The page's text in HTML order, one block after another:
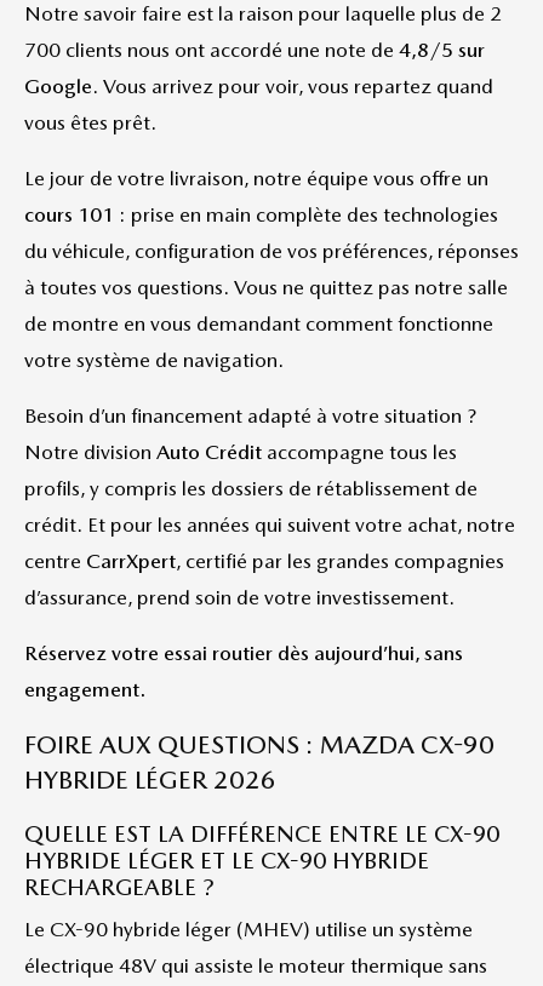
Notre savoir faire est la raison pour laquelle plus de 2
700 clients nous ont accordé une note de 4,8/5 sur
Google. Vous arrivez pour voir, vous repartez quand
vous êtes prêt.
Le jour de votre livraison, notre équipe vous offre un
cours 101 : prise en main complète des technologies
du véhicule, configuration de vos préférences, réponses
à toutes vos questions. Vous ne quittez pas notre salle
de montre en vous demandant comment fonctionne
votre système de navigation.
Besoin d’un financement adapté à votre situation ?
Notre division Auto Crédit accompagne tous les
profils, y compris les dossiers de rétablissement de
crédit. Et pour les années qui suivent votre achat, notre
centre CarrXpert, certifié par les grandes compagnies
d’assurance, prend soin de votre investissement.
Réservez votre essai routier dès aujourd’hui, sans
engagement.
FOIRE AUX QUESTIONS : MAZDA CX-90
HYBRIDE LÉGER 2026
QUELLE EST LA DIFFÉRENCE ENTRE LE CX-90
HYBRIDE LÉGER ET LE CX-90 HYBRIDE
RECHARGEABLE ?
Le CX-90 hybride léger (MHEV) utilise un système
électrique 48V qui assiste le moteur thermique sans